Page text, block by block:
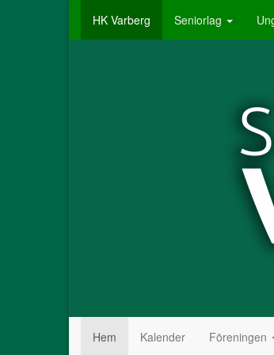
HK Varberg Seniorlag
Hem Kalender Föreningen